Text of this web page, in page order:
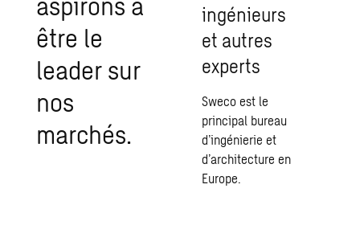
être le
leader sur
nos
marchés.
ingénieurs
et autres
experts
Sweco est le
principal bureau
d’ingénierie et
d’architecture en
Europe.